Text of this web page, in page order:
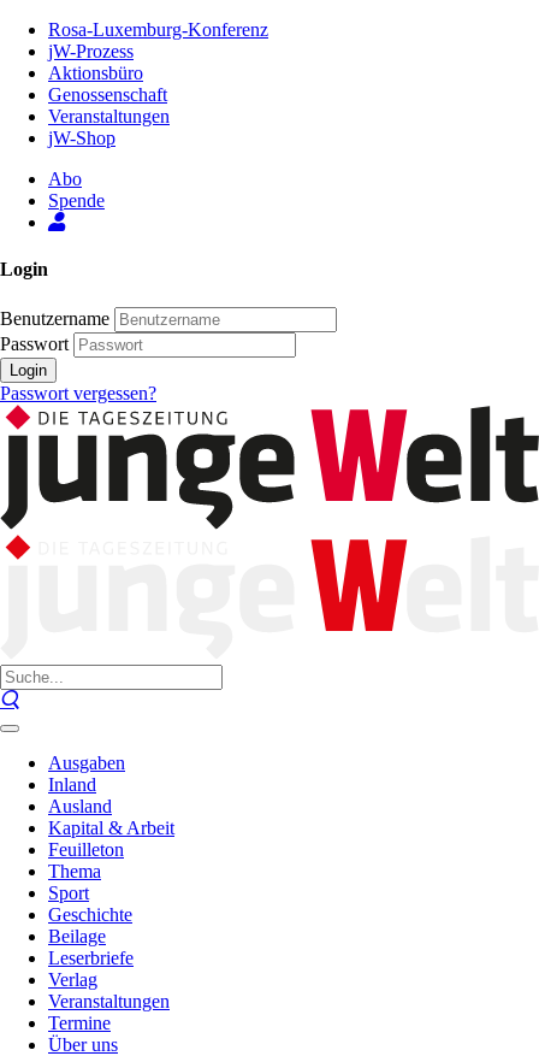
Inhalt
Seite
Rosa-Luxemburg-Konferenz
jW-Prozess
Aktionsbüro
Genossenschaft
Veranstaltungen
jW-Shop
Abo
Spende
Login
Benutzername
Passwort
Login
Passwort vergessen?
Ausgaben
Inland
Ausland
Kapital & Arbeit
Feuilleton
Thema
Sport
Geschichte
Beilage
Leserbriefe
Verlag
Veranstaltungen
Termine
Über uns